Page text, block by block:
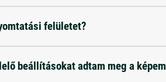
felületet?
beállításokat adtam meg a